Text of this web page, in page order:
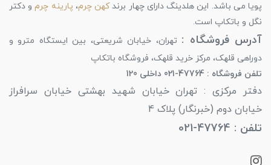
پویا می باشد. این هلدینگ دارای چهار برندکهن چرم، پارینه چرمو دکتر
نگل و باتکاپ است.
آدرس فروشگاه : تهران، خیابان شریعتی، بین ایستگاه مترو و
دوراهی قلهک، مرکز خرید قلهک، فروشگاه باتکاپ
تلفن فروشگاه : 47764-021 داخلی 120
دفتر مرکزی : تهران خیابان شهید بهشتی خیابان سرافراز
خیابان دوم (خبرنگار) پلاک 4
تلفن : 47764-021